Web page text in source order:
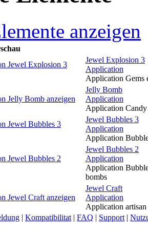
anzeigen
Jewel Explosion 3
Application
Application Gems
Jelly Bomb
Application
Application Candy
Jewel Bubbles 3
Application
Application
Jewel Bubbles 2
Application
Application
bombs
Jewel Craft
Application
Application
| Kompatibilitat | FAQ | Support |